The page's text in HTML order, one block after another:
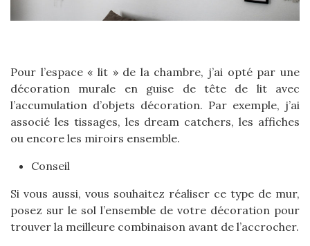
Pour l’espace « lit » de la chambre, j’ai opté par une
décoration murale en guise de tête de lit avec
l’accumulation d’objets décoration. Par exemple, j’ai
associé les tissages, les dream catchers, les affiches
ou encore les miroirs ensemble.
Conseil
Si vous aussi, vous souhaitez réaliser ce type de mur,
posez sur le sol l’ensemble de votre décoration pour
trouver la meilleure combinaison avant de l’accrocher.